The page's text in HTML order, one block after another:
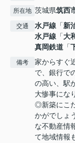
所在地 茨城県筑西
交通 水戸線 「新
水戸線 「大
真岡鉄道 「
備考
家からすぐ
で、銀行で
の高い、駅
大惨事にな
◎新築にこ
かがでしょ
な不動産情
て地域情報